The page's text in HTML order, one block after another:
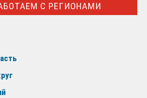
С РЕГИОНАМИ